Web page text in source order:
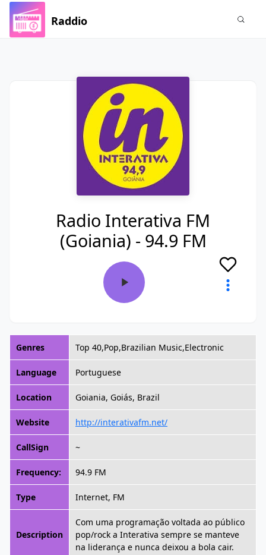
Raddio
Radio Interativa FM
(Goiania) - 94.9 FM
Genres Top 40,Pop,Brazilian Music,Electronic
Language Portuguese
Location Goiania, Goiás, Brazil
Website http://interativafm.net/
CallSign ~
Frequency: 94.9 FM
Type Internet, FM
Description
Com uma programação voltada ao público
pop/rock a Interativa sempre se manteve
na liderança e nunca deixou a bola cair.